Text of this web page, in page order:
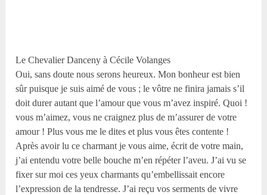
Le Chevalier Danceny à Cécile Volanges
Oui, sans doute nous serons heureux. Mon bonheur est bien
sûr puisque je suis aimé de vous ; le vôtre ne finira jamais s’il
doit durer autant que l’amour que vous m’avez inspiré. Quoi !
vous m’aimez, vous ne craignez plus de m’assurer de votre
amour ! Plus vous me le dites et plus vous êtes contente !
Après avoir lu ce charmant je vous aime, écrit de votre main,
j’ai entendu votre belle bouche m’en répéter l’aveu. J’ai vu se
fixer sur moi ces yeux charmants qu’embellissait encore
l’expression de la tendresse. J’ai reçu vos serments de vivre